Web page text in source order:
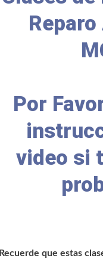
Por
video si
Recuerde que estas